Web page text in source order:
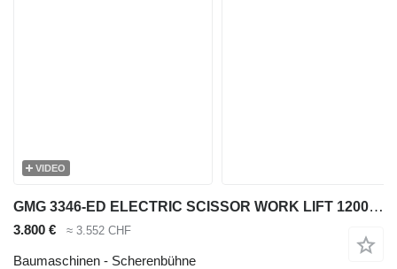
VIDEO
GMG 3346-ED ELECTRIC SCISSOR WORK LIFT 1200CM 03-18 2334601006
3.800 € ≈ 3.552 CHF
Baumaschinen - Scherenbühne